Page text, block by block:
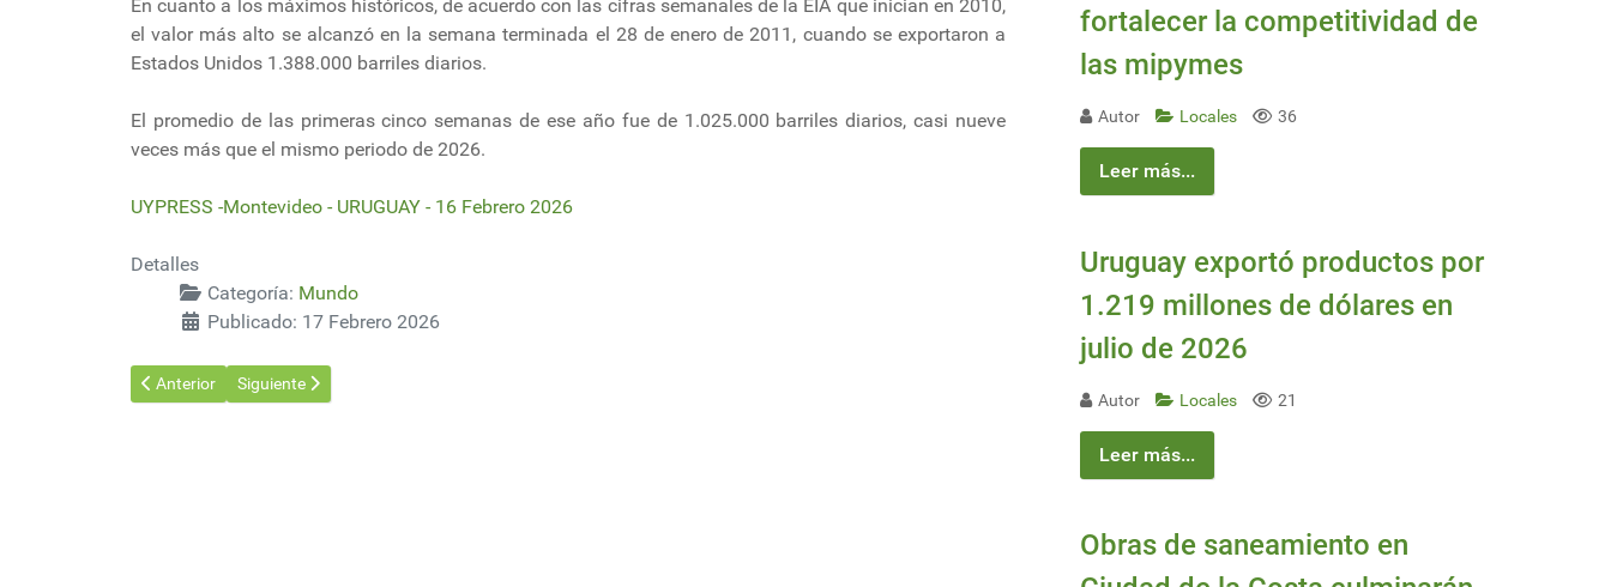
En cuanto a los máximos históricos, de acuerdo con las cifras semanales de la EIA que inician en 2010,
el valor más alto se alcanzó en la semana terminada el 28 de enero de 2011, cuando se exportaron a
Estados Unidos 1.388.000 barriles diarios.
El promedio de las primeras cinco semanas de ese año fue de 1.025.000 barriles diarios, casi nueve
veces más que el mismo periodo de 2026.
UYPRESS -Montevideo - URUGUAY - 16 Febrero 2026
Detalles
Categoría: Mundo
Publicado: 17 Febrero 2026
Artículo anterior: Industria forestal de Ecuador gana terreno en China y EE.UU. y marca cifras históricas
Anterior Artículo siguiente: Está en marcha el proyecto más importante de la historia humana: ITER, para replicar la energía del Sol
Siguiente
fortalecer la competitividad de
las mipymes
Autor Locales 36
Leer más...
Uruguay exportó productos por
1.219 millones de dólares en
julio de 2026
Autor Locales 21
Leer más...
Obras de saneamiento en